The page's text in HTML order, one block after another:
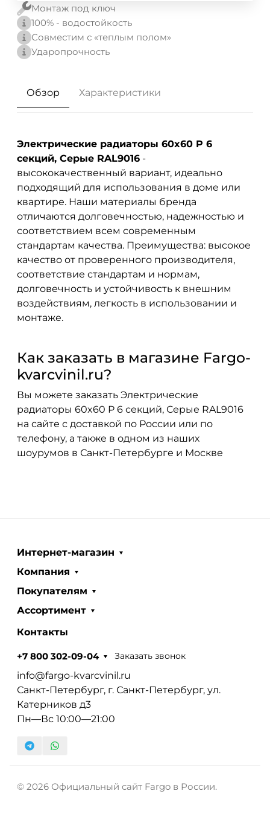
Монтаж под ключ
100% - водостойкость
Совместим с «теплым полом»
Ударопрочность
Обзор Характеристики
Электрические радиаторы 60x60 P 6
секций, Серые RAL9016 -
высококачественный вариант, идеально
подходящий для использования в доме или
квартире. Наши материалы бренда
отличаются долговечностью, надежностью и
соответствием всем современным
стандартам качества. Преимущества: высокое
качество от проверенного производителя,
соответствие стандартам и нормам,
долговечность и устойчивость к внешним
воздействиям, легкость в использовании и
монтаже.
Как заказать в магазине Fargo-
kvarcvinil.ru?
Вы можете заказать Электрические
радиаторы 60x60 P 6 секций, Серые RAL9016
на сайте с доставкой по России или по
телефону, а также в одном из наших
шоурумов в Санкт-Петербурге и Москве
Интернет-магазин
Компания
Покупателям
Ассортимент
Контакты
+7 800 302-09-04 Заказать звонок
info@fargo-kvarcvinil.ru
Санкт-Петербург, г. Санкт-Петербург, ул.
Катерников д3
Пн—Вс 10:00—21:00
© 2026 Официальный сайт Fargo в России.